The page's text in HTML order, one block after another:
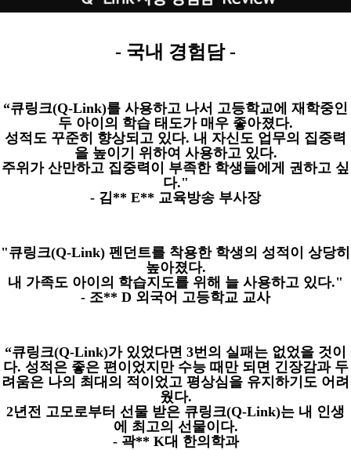
- 국내 경험담-
“큐링크(Q-Link)를 사용하고 나서 고등학교에 재학중인
두 아이의 학습 태도가 매우 좋아졌다.
성적도 꾸준히 향상되고 있다. 내 자신도 업무의 집중력
을 높이기 위하여 사용하고 있다.
주위가 산만하고 집중력이 부족한 학생들에게 권하고 싶
다."
- 김** E** 교육방송 부사장
"큐링크(Q-Link) 펜던트를 착용한 학생의 성적이 상당히
높아졌다.
내 가족도 아이의 학습지도를 위해 늘 사용하고 있다."
- 조** D 외국어 고등학교 교사
“큐링크(Q-Link)가 있었다면 3번의 실패는 없었을 것이
다. 성적은 좋은 편이었지만 수능 때만 되면 긴장감과 두
려움은 나의 최대의 적이었고 평상심을 유지하기도 어려
웠다.
2년전 고모로부터 선물 받은 큐링크(Q-Link)는 내 인생
에 최고의 선물이다.
- 곽** K대 한의학과